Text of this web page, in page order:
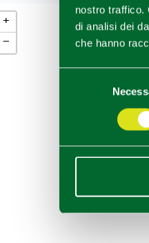
nostro traffico.
di analisi dei
che hanno
+
−